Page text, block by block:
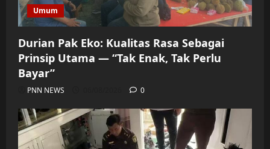
Umum
Durian Pak Eko: Kualitas Rasa Sebagai
Prinsip Utama — “Tak Enak, Tak Perlu
Bayar”
PNN NEWS 0